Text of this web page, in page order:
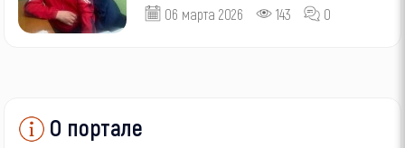
06 марта 2026 143 0
О портале